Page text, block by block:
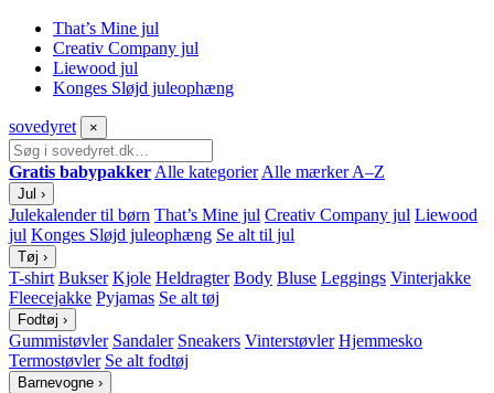
That’s Mine jul
Creativ Company jul
Liewood jul
Konges Sløjd juleophæng
sovedyret ×
Gratis babypakker Alle kategorier Alle mærker A–Z
Jul ›
Julekalender til børn That’s Mine jul Creativ Company jul Liewood
jul Konges Sløjd juleophæng Se alt til jul
Tøj ›
T-shirt Bukser Kjole Heldragter Body Bluse Leggings Vinterjakke
Fleecejakke Pyjamas Se alt tøj
Fodtøj ›
Gummistøvler Sandaler Sneakers Vinterstøvler Hjemmesko
Termostøvler Se alt fodtøj
Barnevogne ›